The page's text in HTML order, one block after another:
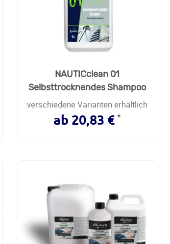
NAUTICclean 01
Selbsttrocknendes Shampoo
verschiedene Varianten erhältlich
ab 20,83 € *